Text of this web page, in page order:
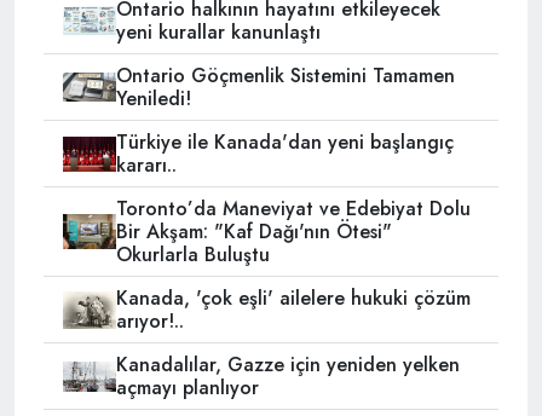
Ontario halkının hayatını etkileyecek
yeni kurallar kanunlaştı
Ontario Göçmenlik Sistemini Tamamen
Yeniledi!
Türkiye ile Kanada'dan yeni başlangıç
kararı..
Toronto’da Maneviyat ve Edebiyat Dolu
Bir Akşam: "Kaf Dağı'nın Ötesi"
Okurlarla Buluştu
Kanada, 'çok eşli' ailelere hukuki çözüm
arıyor!..
Kanadalılar, Gazze için yeniden yelken
açmayı planlıyor